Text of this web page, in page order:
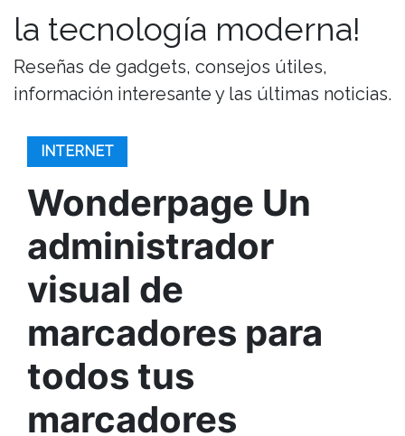
la tecnología moderna!
Reseñas de gadgets, consejos útiles,
información interesante y las últimas noticias.
INTERNET
Wonderpage Un
administrador
visual de
marcadores para
todos tus
marcadores